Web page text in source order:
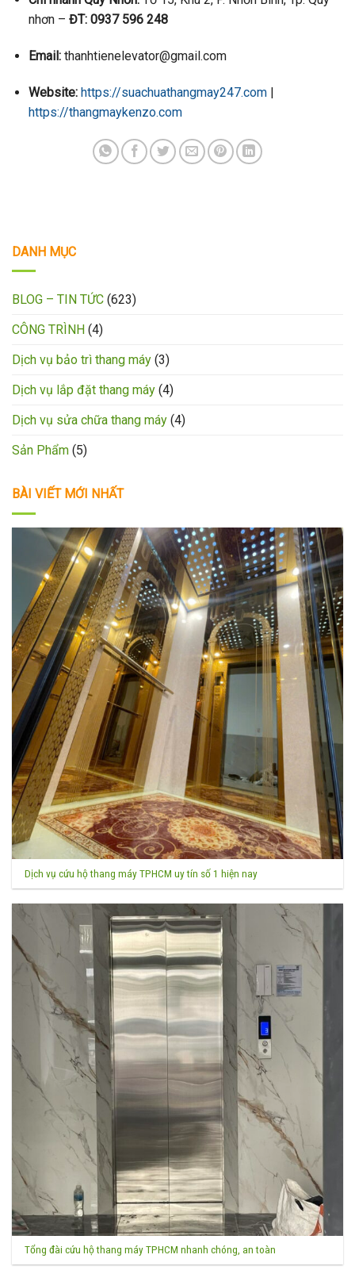
nhơn – ĐT: 0937 596 248
Email:thanhtienelevator@gmail.com
Website: https://suachuathangmay247.com|
https://thangmaykenzo.com
DANH MỤC
BLOG – TIN TỨC (623)
CÔNG TRÌNH (4)
Dịch vụ bảo trì thang máy (3)
Dịch vụ lắp đặt thang máy (4)
Dịch vụ sửa chữa thang máy (4)
Sản Phẩm (5)
BÀI VIẾT MỚI NHẤT
Dịch vụ cứu hộ thang máy TPHCM uy tín số 1 hiện nay
Tổng đài cứu hộ thang máy TPHCM nhanh chóng, an toàn